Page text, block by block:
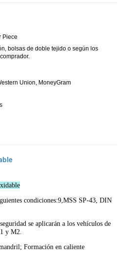
Piece
bolsas de doble tejido o según los
Union, MoneyGram
condiciones:9,MSS SP-43, DIN
se aplicarán a los vehículos de
y M2.
Formación en caliente